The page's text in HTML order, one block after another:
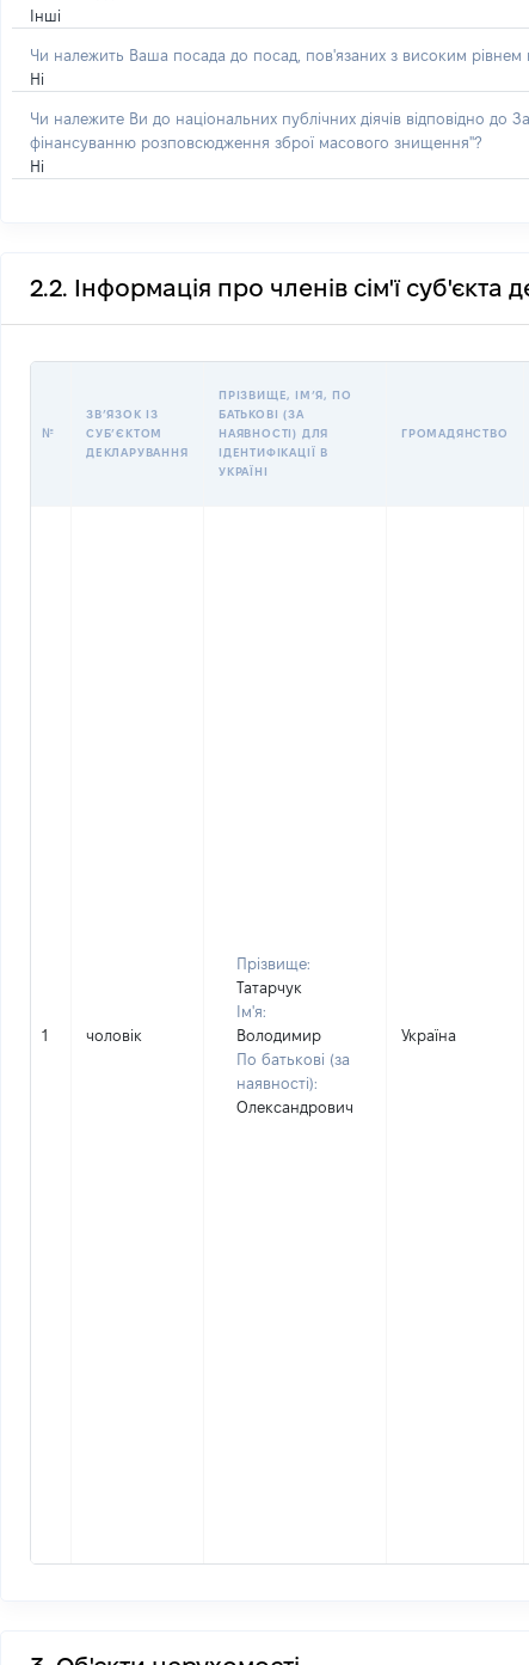
Інші
Чи належить Ваша посада до посад, пов'язаних з високим рівнем
Ні
Чи належите Ви до національних публічних діячів відповідно
фінансуванню розповсюдження зброї масового знищення"?
Ні
2.2. Інформація про членів сім'ї суб'єкта
№
ЗВʼЯЗОК ІЗ
СУБʼЄКТОМ
ДЕКЛАРУВАННЯ
ПРІЗВИЩЕ, ІМʼЯ, ПО
БАТЬКОВІ (ЗА
НАЯВНОСТІ) ДЛЯ
ІДЕНТИФІКАЦІЇ В
УКРАЇНІ
ГРОМАДЯНСТВО
1 чоловік
Прізвище:
Татарчук
Ім'я:
Володимир
По батькові (за
наявності):
Олександрович
Україна